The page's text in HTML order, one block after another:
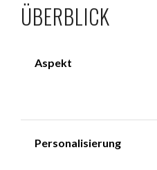
ÜBERBLICK
Aspekt
Personalisierung